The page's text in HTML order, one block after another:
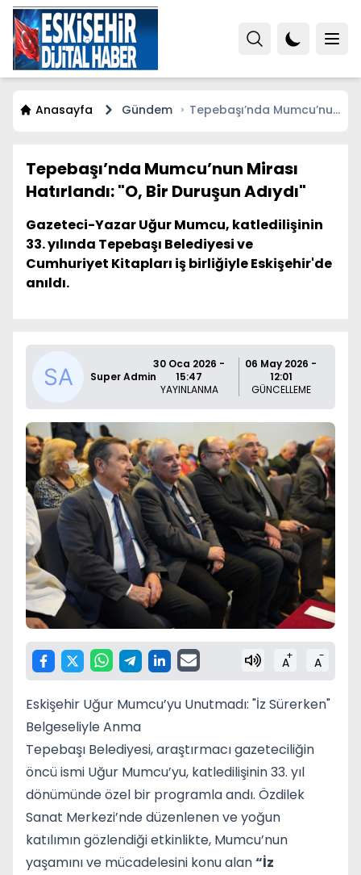
Anasayfa Gündem
Tepebaşı’nda Mumcu’nun
Tepebaşı’nda Mumcu’nun Mirası
Hatırlandı: "O, Bir Duruşun Adıydı"
Gazeteci-Yazar Uğur Mumcu, katledilişinin
33. yılında Tepebaşı Belediyesi ve
Cumhuriyet Kitapları iş birliğiyle Eskişehir'de
anıldı.
Super Admin
30 Oca 2026 -
15:47
YAYINLANMA
06 May 2026 -
12:01
GÜNCELLEME
A+ A-
Eskişehir Uğur Mumcu’yu Unutmadı: "İz Sürerken"
Belgeseliyle Anma
Tepebaşı Belediyesi, araştırmacı gazeteciliğin
öncü ismi Uğur Mumcu’yu, katledilişinin 33. yıl
dönümünde özel bir programla andı. Özdilek
Sanat Merkezi’nde düzenlenen ve yoğun
katılımın gözlendiği etkinlikte, Mumcu’nun
yaşamını ve mücadelesini konu alan“İz